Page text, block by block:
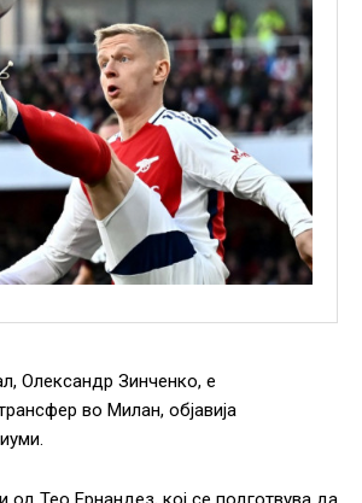
Олександр Зинченко, е
во Милан, објавија